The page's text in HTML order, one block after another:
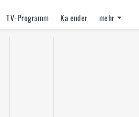
TV-Programm
Kalender
mehr